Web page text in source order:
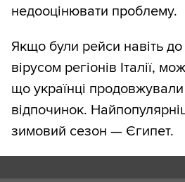
недооцінювати проблему.
Якщо були рейси навіть
вірусом регіонів Італії,
що українці продовжували
відпочинок.
зимовий сезон — Єгипет.